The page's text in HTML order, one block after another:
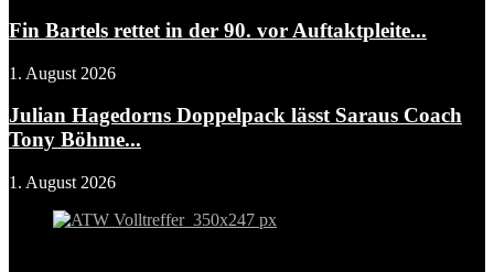
Fin Bartels rettet in der 90. vor Auftaktpleite...
1. August 2026
Julian Hagedorns Doppelpack lässt Saraus Coach
Tony Böhme...
1. August 2026